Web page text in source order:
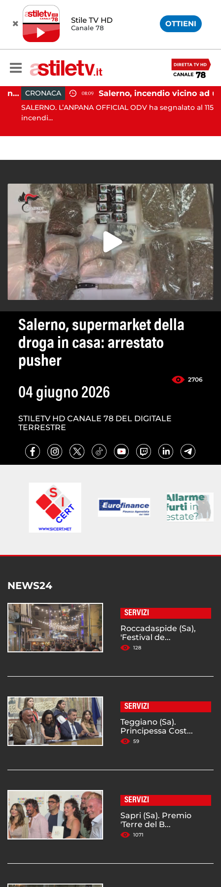
Stile TV HD
Canale 78 OTTIENI
Eboli, uomo aggredito nella notte: indagini in corso CRONACA 08:09 Salerno, incendio vicino ad un traliccio: tempestivi i soccorsi
SALERNO. L’ANPANA OFFICIAL ODV ha segnalato al 115 un
incendi...
Salerno, supermarket della
droga in casa: arrestato
pusher
2706
04 giugno 2026
STILETV HD CANALE 78 DEL DIGITALE
TERRESTRE
NEWS24
SERVIZI
Roccadaspide (Sa),
'Festival de...
128
SERVIZI
Teggiano (Sa).
Principessa Cost...
59
SERVIZI
Sapri (Sa). Premio
'Terre del B...
1071